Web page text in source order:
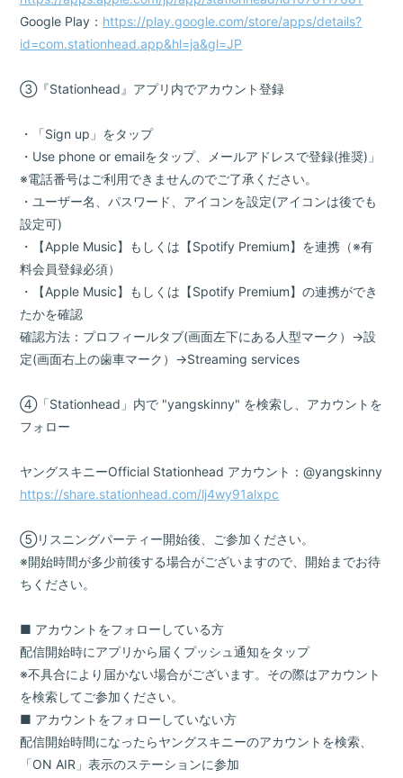
BLOG
MOVIE
GALLERY
Q&A
ヤンスキ株式手帳
Google Play： https://play.google.com/store/apps/details?
id=com.stationhead.app&hl=ja&gl=JP
③『Stationhead』アプリ内でアカウント登録
・「Sign up」をタップ
・Use phone or emailをタップ、メールアドレスで登録(推奨)」
※電話番号はご利用できませんのでご了承ください。
・ユーザー名、パスワード、アイコンを設定(アイコンは後でも
設定可)
・【Apple Music】もしくは【Spotify Premium】を連携（※有
料会員登録必須）
・【Apple Music】もしくは【Spotify Premium】の連携ができ
たかを確認
確認方法：プロフィールタブ(画面左下にある人型マーク）→設
定(画面右上の歯車マーク）→Streaming services
④「Stationhead」内で "yangskinny" を検索し、アカウントを
フォロー
ヤングスキニーOfficial Stationhead アカウント：@yangskinny
https://share.stationhead.com/lj4wy91alxpc
⑤リスニングパーティー開始後、ご参加ください。
※開始時間が多少前後する場合がございますので、開始までお待
ちください。
■ アカウントをフォローしている方
配信開始時にアプリから届くプッシュ通知をタップ
※不具合により届かない場合がございます。その際はアカウント
を検索してご参加ください。
■ アカウントをフォローしていない方
配信開始時間になったらヤングスキニーのアカウントを検索、
「ON AIR」表示のステーションに参加